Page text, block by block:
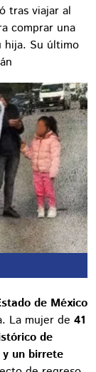
tras viajar al
comprar una
hija. Su último
de México
La mujer de 41
de
un birrete